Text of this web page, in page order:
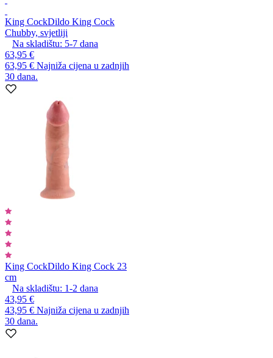
King CockDildo King Cock
Chubby, svjetliji
Na skladištu: 5-7 dana
63,95 €
63,95 € Najniža cijena u zadnjih
30 dana.
King CockDildo King Cock 23
cm
Na skladištu: 1-2 dana
43,95 €
43,95 € Najniža cijena u zadnjih
30 dana.